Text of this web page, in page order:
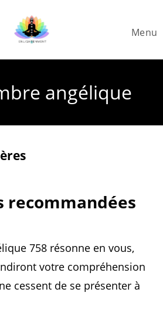
Menu
angélique
recommandées
758 résonne en vous,
votre compréhension
cessent de se présenter à